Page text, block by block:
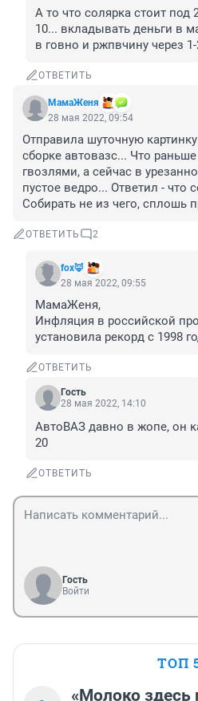
А то что солярка стоит под
10... вкладывать деньги в
в говно и ржпвчину через 1-
ОТВЕТИТЬ
МамаЖеня
28 мая 2022, 09:54
Отправила шуточную
сборке автовазс... Что
гвозлями, а сейчас в
пустое ведро... Ответил - что
Собирать не из чего, сплошь
ОТВЕТИТЬ 2
fox🦊
28 мая 2022, 09:55
МамаЖеня,
Инфляция в российской
установила рекорд с 1998
ОТВЕТИТЬ
Гость
28 мая 2022, 14:10
АвтоВАЗ давно в жопе, он
20
ОТВЕТИТЬ
Гость
Войти
ТОП
«Молоко здесь